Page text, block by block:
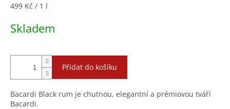
Měrná
499 Kč / 1 l
Skladem
Přidat do košíku
Bacardi Black rum je chutnou, elegantní a prémiovou tváří
Bacardi.